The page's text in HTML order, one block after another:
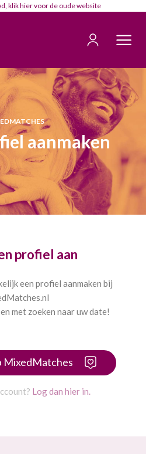
klikhiervoor de oude website
aanmaken
profiel aan
een profiel aanmaken bij
met zoeken naar uw date!
MixedMatches
Log dan hier in.